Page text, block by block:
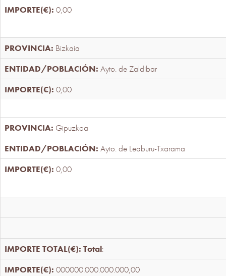
0,00
Bizkaia
Ayto. de Zaldibar
0,00
Gipuzkoa
Ayto. de Leaburu-Txarama
0,00
Total:
000000.000.000.000,00